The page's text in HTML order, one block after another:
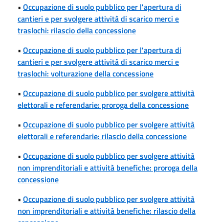
• Occupazione di suolo pubblico per l'apertura di
cantieri e per svolgere attività di scarico merci e
traslochi: rilascio della concessione
• Occupazione di suolo pubblico per l'apertura di
cantieri e per svolgere attività di scarico merci e
traslochi: volturazione della concessione
• Occupazione di suolo pubblico per svolgere attività
elettorali e referendarie: proroga della concessione
• Occupazione di suolo pubblico per svolgere attività
elettorali e referendarie: rilascio della concessione
• Occupazione di suolo pubblico per svolgere attività
non imprenditoriali e attività benefiche: proroga della
concessione
• Occupazione di suolo pubblico per svolgere attività
non imprenditoriali e attività benefiche: rilascio della